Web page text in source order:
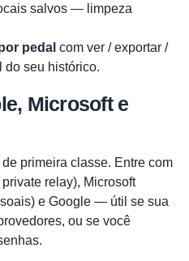
salvos — limpeza
pedal com ver / exportar /
do seu histórico.
Microsoft e
primeira classe. Entre com
relay), Microsoft
e Google — útil se sua
ou se você